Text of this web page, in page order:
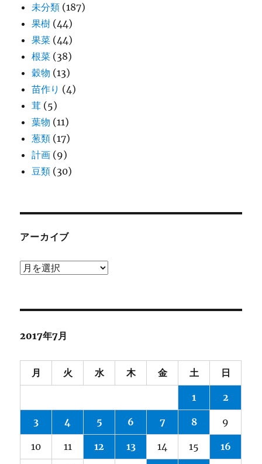
未分類 (187)
果樹 (44)
果菜 (44)
根菜 (38)
穀物 (13)
苗作り (4)
茸 (5)
葉物 (11)
葱類 (17)
計画 (9)
豆類 (30)
アーカイブ
ア
ブ
2017年7月
月 火 水 木 金 土 日
1 2
3 4 5 6 7 8 9
10 11 12 13 14 15 16